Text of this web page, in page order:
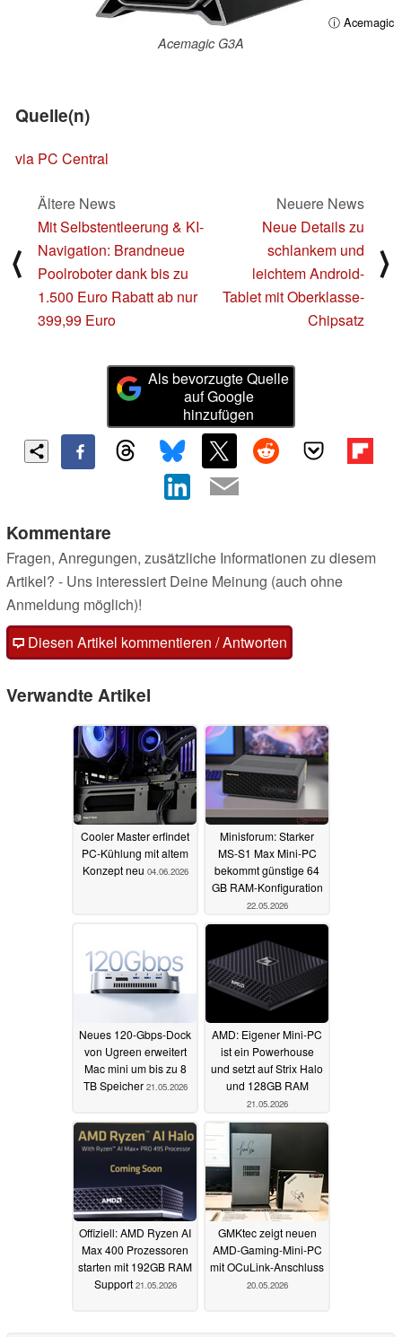
ⓘ Acemagic
Acemagic G3A
Quelle(n)
via PC Central
⟨
Ältere News
Mit Selbstentleerung & KI-
Navigation: Brandneue
Poolroboter dank bis zu
1.500 Euro Rabatt ab nur
399,99 Euro
Neuere News
Neue Details zu
schlankem und
leichtem Android-
Tablet mit Oberklasse-
Chipsatz
⟩
Als bevorzugte Quelle
auf Google
hinzufügen
Kommentare
Fragen, Anregungen, zusätzliche Informationen zu diesem
Artikel? - Uns interessiert Deine Meinung (auch ohne
Anmeldung möglich)!
Diesen Artikel kommentieren / Antworten
Verwandte Artikel
Cooler Master erfindet
PC-Kühlung mit altem
Konzept neu 04.06.2026
Minisforum: Starker
MS-S1 Max Mini-PC
bekommt günstige 64
GB RAM-Konfiguration
22.05.2026
Neues 120-Gbps-Dock
von Ugreen erweitert
Mac mini um bis zu 8
TB Speicher 21.05.2026
AMD: Eigener Mini-PC
ist ein Powerhouse
und setzt auf Strix Halo
und 128GB RAM
21.05.2026
Offiziell: AMD Ryzen AI
Max 400 Prozessoren
starten mit 192GB RAM
Support 21.05.2026
GMKtec zeigt neuen
AMD-Gaming-Mini-PC
mit OCuLink-Anschluss
20.05.2026